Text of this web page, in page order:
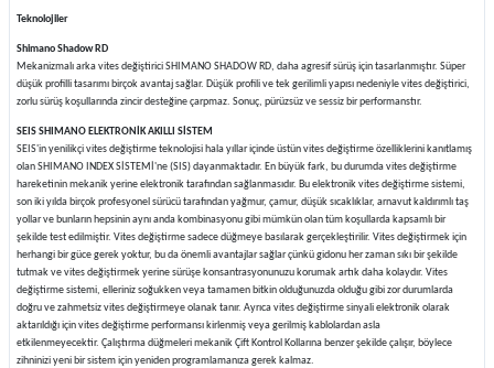
Teknolojiler
Shimano Shadow RD
Mekanizmalı arka vites değiştirici SHIMANO SHADOW RD, daha agresif sürüş için tasarlanmıştır. Süper
düşük profilli tasarımı birçok avantaj sağlar. Düşük profili ve tek gerilimli yapısı nedeniyle vites değiştirici,
zorlu sürüş koşullarında zincir desteğine çarpmaz. Sonuç, pürüzsüz ve sessiz bir performanstır.
SEIS SHIMANO ELEKTRONİK AKILLI SİSTEM
SEIS'in yenilikçi vites değiştirme teknolojisi hala yıllar içinde üstün vites değiştirme özelliklerini kanıtlamış
olan SHIMANO INDEX SİSTEMİ'ne (SIS) dayanmaktadır. En büyük fark, bu durumda vites değiştirme
hareketinin mekanik yerine elektronik tarafından sağlanmasıdır. Bu elektronik vites değiştirme sistemi,
son iki yılda birçok profesyonel sürücü tarafından yağmur, çamur, düşük sıcaklıklar, arnavut kaldırımlı taş
yollar ve bunların hepsinin aynı anda kombinasyonu gibi mümkün olan tüm koşullarda kapsamlı bir
şekilde test edilmiştir. Vites değiştirme sadece düğmeye basılarak gerçekleştirilir. Vites değiştirmek için
herhangi bir güce gerek yoktur, bu da önemli avantajlar sağlar çünkü gidonu her zaman sıkı bir şekilde
tutmak ve vites değiştirmek yerine sürüşe konsantrasyonunuzu korumak artık daha kolaydır. Vites
değiştirme sistemi, elleriniz soğukken veya tamamen bitkin olduğunuzda olduğu gibi zor durumlarda
doğru ve zahmetsiz vites değiştirmeye olanak tanır. Ayrıca vites değiştirme sinyali elektronik olarak
aktarıldığı için vites değiştirme performansı kirlenmiş veya gerilmiş kablolardan asla
etkilenmeyecektir. Çalıştırma düğmeleri mekanik Çift Kontrol Kollarına benzer şekilde çalışır, böylece
zihninizi yeni bir sistem için yeniden programlamanıza gerek kalmaz.